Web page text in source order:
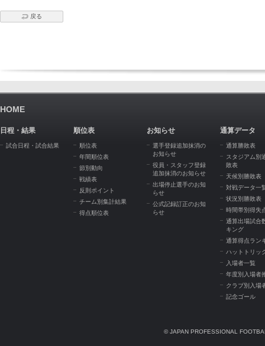
戻る
HOME
日程・結果
試合日程・試合結果
順位表
順位表
年間順位表
節別動向
戦績表
反則ポイント
チーム別集計結果
得点順位表
お知らせ
選手登録追加抹消の
お知らせ
役員・スタッフ登録
追加抹消のお知らせ
出場停止選手のお知
らせ
公式記録訂正のお知
らせ
通算データ
通算勝敗表
スタジアム別
敗表
天候別勝敗表
対戦データ一
状況別勝敗表
時間帯別得失
通算出場試合
キング
通算得点ラン
ハットトリッ
入場者一覧
年度別入場者
クラブ別入場
記念ゴール
© JAPAN PROFESSIONAL